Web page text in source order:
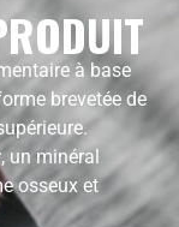
à base
brevetée de
, un minéral
osseux et